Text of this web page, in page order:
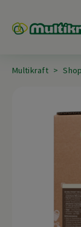
Multikraft Shop